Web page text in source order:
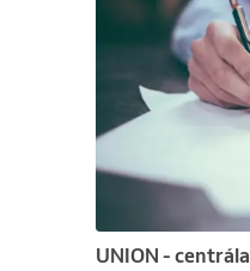
UNION - centrála